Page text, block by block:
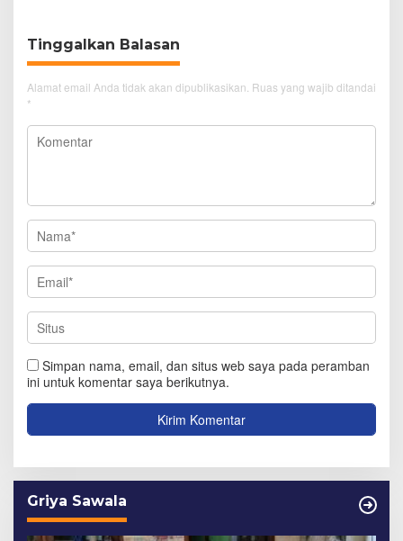
Tinggalkan Balasan
Alamat email Anda tidak akan dipublikasikan. Ruas yang wajib ditandai
*
Simpan nama, email, dan situs web saya pada peramban
ini untuk komentar saya berikutnya.
Griya Sawala